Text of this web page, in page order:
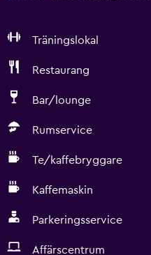
Träningslokal
Restaurang
Bar/lounge
Rumservice
Te/kaffebryggare
Kaffemaskin
Parkeringsservice
Affärscentrum